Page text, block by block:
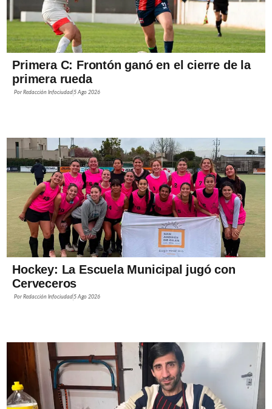
Primera C: Frontón ganó en el cierre de la
primera rueda
PorRedacción Infociudad5 Ago 2026
Hockey: La Escuela Municipal jugó con
Cerveceros
PorRedacción Infociudad5 Ago 2026